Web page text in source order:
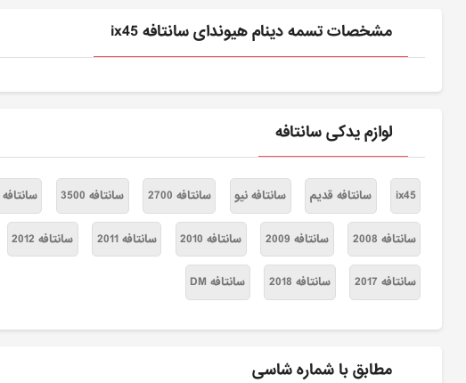
مشخصات تسمه دینام هیوندای سانتافه ix45
لوازم یدکی سانتافه
ix45 سانتافه قدیم سانتافه نیو سانتافه 2700 سانتافه 3500 سانتافه 2400
سانتافه 2008 سانتافه 2009 سانتافه 2010 سانتافه 2011 سانتافه 2012
سانتافه 2017 سانتافه 2018 سانتافه DM
مطابق با شماره شاسی